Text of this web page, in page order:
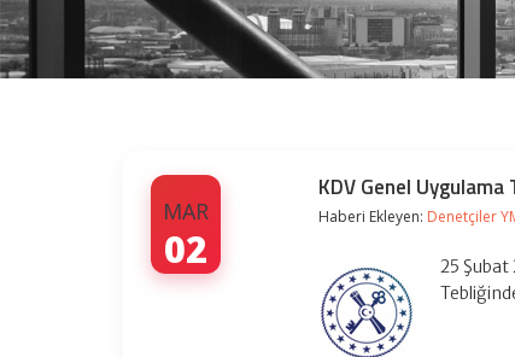
MAR
02
KDV Genel
Haberi Ekleyen: Denetçiler
25 Şubat